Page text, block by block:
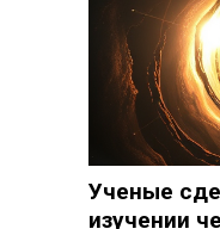
Ученые
изучении